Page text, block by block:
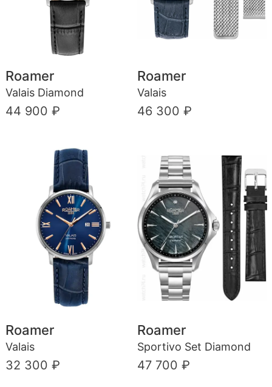
Roamer
Valais Diamond
44 900 ₽
Roamer
Valais
46 300 ₽
Roamer
Valais
32 300 ₽
Roamer
Sportivo Set Diamond
47 700 ₽